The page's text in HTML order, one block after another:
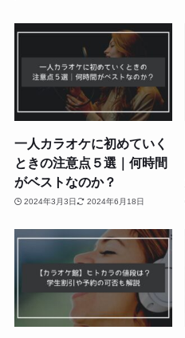
一人カラオケに初めていく
ときの注意点５選｜何時間
がベストなのか？
2024年3月3日 2024年6月18日